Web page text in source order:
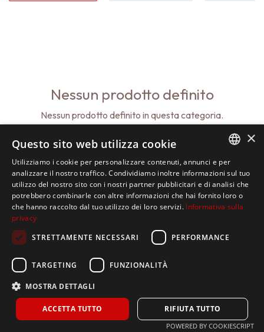
Nessun prodotto definito
Nessun prodotto definito in questa categoria.
ITALIAN
SPANISH
ENGLISH
×
Questo sito web utilizza cookie
Utilizziamo i cookie per personalizzare contenuti, annunci e per
analizzare il nostro traffico. Condividiamo inoltre informazioni sul tuo
utilizzo del nostro sito con i nostri partner pubblicitari e di analisi che
potrebbero combinarle con altre informazioni che hai fornito loro o
che hanno raccolto dal tuo utilizzo dei loro servizi. Informativa sulla
privacy
STRETTAMENTE NECESSARI
PERFORMANCE
TARGETING FUNZIONALITÀ
MOSTRA DETTAGLI
ACCETTA TUTTO RIFIUTA TUTTO
POWERED BY COOKIESCRIPT